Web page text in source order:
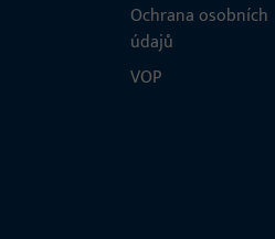
Ochrana osobních
údajů
VOP